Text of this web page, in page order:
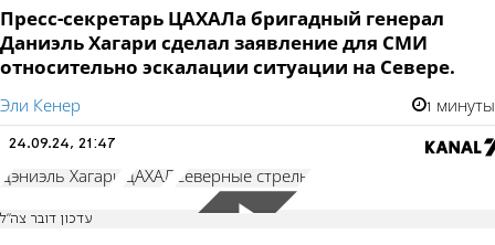
Пресс-секретарь ЦАХАЛа бригадный генерал
Даниэль Хагари сделал заявление для СМИ
относительно эскалации ситуации на Севере.
Эли Кенер 1 минуты
24.09.24, 21:47
Дэниэль Хагари ЦАХАЛ Северные стрелы
עדכון דובר צה"ל